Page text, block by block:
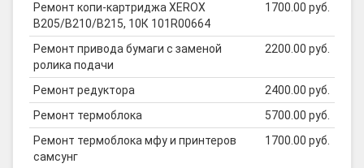
Ремонт копи-картриджа XEROX
B205/B210/B215, 10К 101R00664
1700.00 руб.
Ремонт привода бумаги с заменой
ролика подачи
2200.00 руб.
Ремонт редуктора
2400.00 руб.
Ремонт термоблока
5700.00 руб.
Ремонт термоблока мфу и принтеров
самсунг
1700.00 руб.